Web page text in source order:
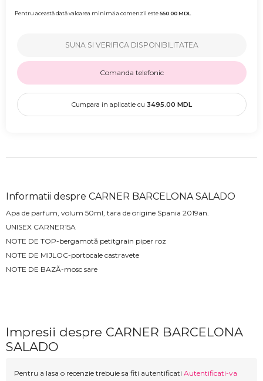
Pentru această dată valoarea minimă a comenzii este550.00MDL
SUNA SI VERIFICA DISPONIBILITATEA
Comanda telefonic
Cumpara in aplicatie cu 3495.00 MDL
Informatii despre CARNER BARCELONA SALADO
Apa de parfum, volum 50ml, tara de origine Spania 2019an.
UNISEX CARNER15A
NOTE DE TOP-bergamotă petitgrain piper roz
NOTE DE MIJLOC-portocale castravete
NOTE DE BAZĂ-mosc sare
Impresii despre CARNER BARCELONA
SALADO
Pentru a lasa o recenzie trebuie sa fiti autentificati Autentificati-va